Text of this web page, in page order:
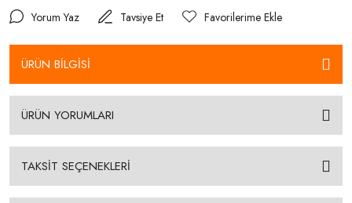
Yorum Yaz Tavsiye Et
ÜRÜN BİLGİSİ
ÜRÜN YORUMLARI
TAKSİT SEÇENEKLERİ